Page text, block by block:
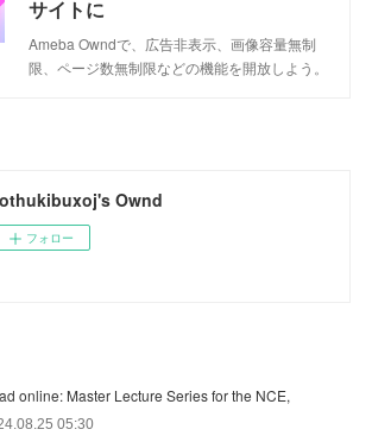
サイトに
Ameba Owndで、広告非表示、画像容量無制
限、ページ数無制限などの機能を開放しよう。
Ownd
フォロー
online: Master Lecture Series for the NCE,
05:30